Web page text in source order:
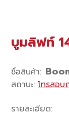
บูมลิฟท์
ชื่อสินค้า:
สถานะ: โทรสอบ
รายละเอียด: